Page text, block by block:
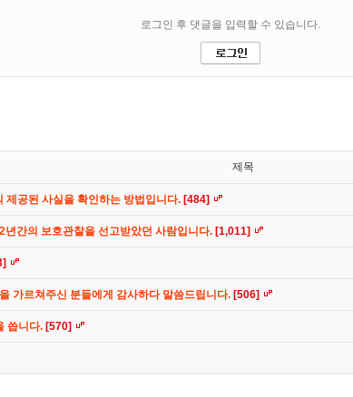
제목
제공된 사실을 확인하는 방법입니다. [484]
간의 보호관찰을 선고받았던 사람입니다. [1,011]
가르쳐주신 분들에게 감사하다 말씀드립니다. [506]
씁니다. [570]